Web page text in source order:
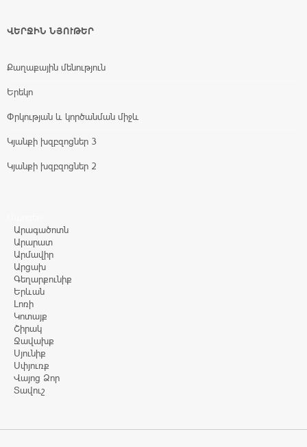
ՎԵՐՋԻՆ ՆՅՈՒԹԵՐ
Քաղաքային մենություն
Երեկո
Փրկության և կործանման միջև
Կյանքի խզբզոցներ 3
Կյանքի խզբզոցներ 2
Արագածոտն
Արարատ
Արմավիր
Արցախ
Գեղարքունիք
Երևան
Լոռի
Կոտայք
Շիրակ
Ջավախք
Սյունիք
Սփյուռք
Վայոց Ձոր
Տավուշ